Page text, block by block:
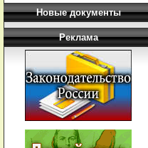
Новые документы
Реклама